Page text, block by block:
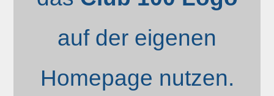
auf der eigenen
Homepage nutzen.